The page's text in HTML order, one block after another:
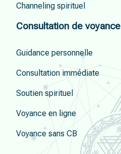
Channeling spirituel
Consultation de voyance
Guidance personnelle
Consultation immédiate
Soutien spirituel
Voyance en ligne
Voyance sans CB